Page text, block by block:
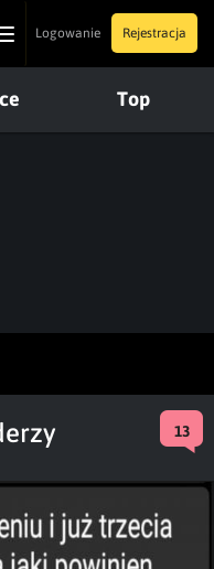
ToggleLogowanie Rejestracja
Top
13